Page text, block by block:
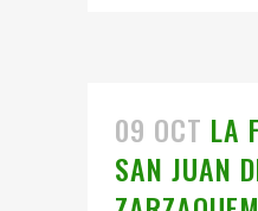
09 OCT LA
SAN JUAN